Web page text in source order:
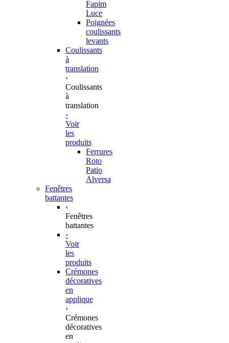
Fapim
Luce
Poignées
coulissants
levants
Coulissants
à
translation
‹
Coulissants
à
translation
›
Voir
les
produits
Ferrures
Roto
Patio
Alversa
Fenêtres
battantes
‹
Fenêtres
battantes
›
Voir
les
produits
Crémones
décoratives
en
applique
‹
Crémones
décoratives
en